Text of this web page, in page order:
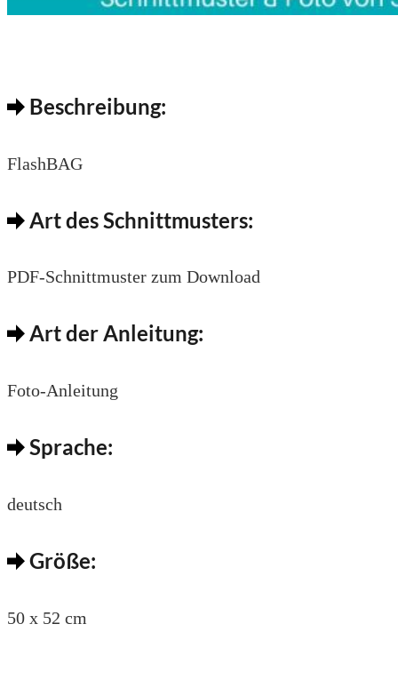
Beschreibung:
FlashBAG
Art des Schnittmusters:
PDF-Schnittmuster zum Download
Art der Anleitung:
Foto-Anleitung
Sprache:
deutsch
Größe:
50 x 52 cm